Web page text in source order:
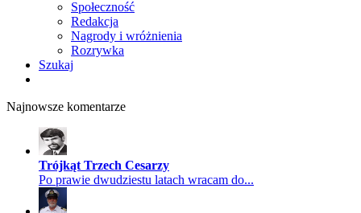
Społeczność
Redakcja
Nagrody i wróżnienia
Rozrywka
Szukaj
Najnowsze komentarze
Trójkąt Trzech Cesarzy
Po prawie dwudziestu latach wracam do...